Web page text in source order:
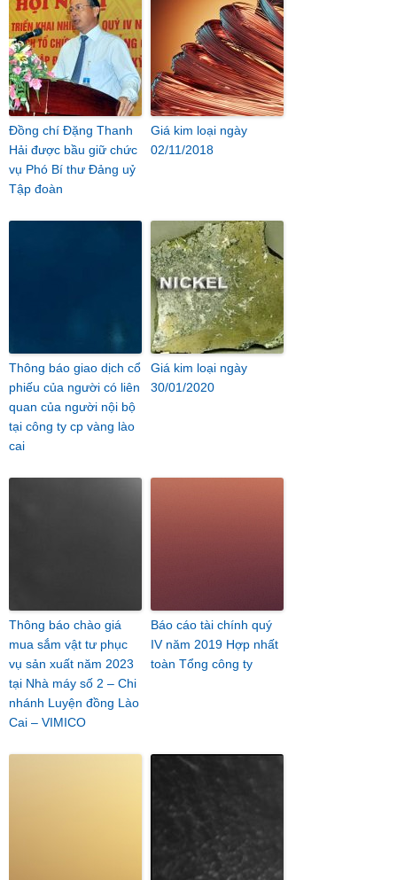
Đồng chí Đặng Thanh
Hải được bầu giữ chức
vụ Phó Bí thư Đảng uỷ
Tập đoàn
Giá kim loại ngày
02/11/2018
Thông báo giao dịch cổ
phiếu của người có liên
quan của người nội bộ
tại công ty cp vàng lào
cai
Giá kim loại ngày
30/01/2020
Thông báo chào giá
mua sắm vật tư phục
vụ sản xuất năm 2023
tại Nhà máy số 2 – Chi
nhánh Luyện đồng Lào
Cai – VIMICO
Báo cáo tài chính quý
IV năm 2019 Hợp nhất
toàn Tổng công ty